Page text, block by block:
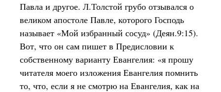
Павла и другое. Л.Толстой грубо отзывался о
великом апостоле Павле, которого Господь
называет «Мой избранный сосуд» (Деян.9:15).
Вот, что он сам пишет в Предисловии к
собственному варианту Евангелия: «я прошу
читателя моего изложения Евангелия помнить
то, что, если я не смотрю на Евангелия, как на